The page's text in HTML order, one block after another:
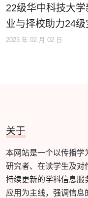
22级华中科技大
业与择校助力24
2023 年 02 月 02 日
关于
本网站是一个以传播学
研究者、在读学生及对
持续更新的学科信息服
应用为主线，强调信